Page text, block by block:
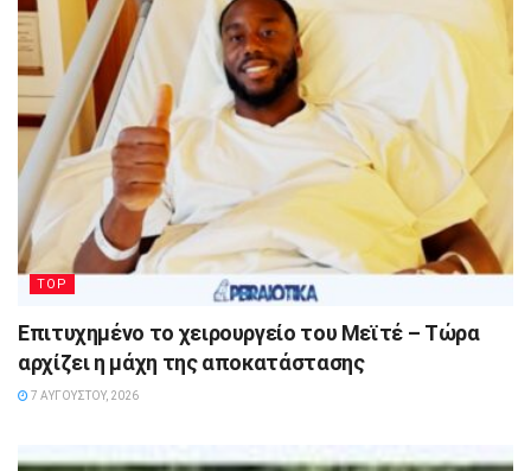
TOP
Επιτυχημένο το χειρουργείο του Μεϊτέ – Τώρα
αρχίζει η μάχη της αποκατάστασης
7 ΑΥΓΟΎΣΤΟΥ, 2026